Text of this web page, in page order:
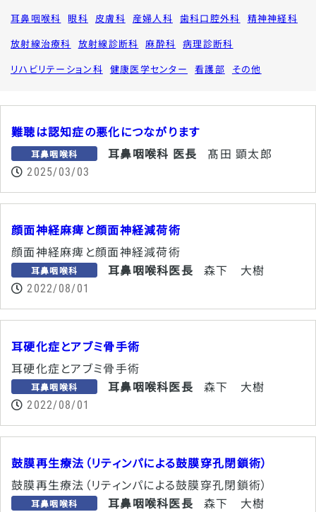
その他
リハビリテーション科 健康医学センター
放射線治療科 放射線診断科
歯科口腔外科
産婦人科
病理診断科
皮膚科
看護部
眼科 精神神経科
耳鼻咽喉科
麻酔科
難聴は認知症の悪化につながります
耳鼻咽喉科 耳鼻咽喉科 医長 髙田 顕太郎
2025/03/03
顔面神経麻痺と顔面神経減荷術
顔面神経麻痺と顔面神経減荷術
耳鼻咽喉科 耳鼻咽喉科医長 森下 大樹
2022/08/01
耳硬化症とアブミ骨手術
耳硬化症とアブミ骨手術
耳鼻咽喉科 耳鼻咽喉科医長 森下 大樹
2022/08/01
鼓膜再生療法（リティンパによる鼓膜穿孔閉鎖術）
鼓膜再生療法（リティンパによる鼓膜穿孔閉鎖術）
耳鼻咽喉科 耳鼻咽喉科医長 森下 大樹